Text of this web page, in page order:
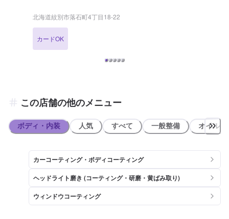
00 給油営業時間：8：00〜21：00 【アクセス】 （株）交通学園紋別
自動車学校様（興部）方面から国道238号線を湯別方面へ進むと左手
ダ セルフ」と書かれた赤と黄色の大きな看板が目印です。
北海道紋別市落石町4丁目18-22
カードOK
この店舗の他のメニュー
ボディ・内装 人気 すべて 一般整備 オイル類
カーコーティング・ボディコーティング
ヘッドライト磨き (コーティング・研磨・黄ばみ取り)
ウィンドウコーティング